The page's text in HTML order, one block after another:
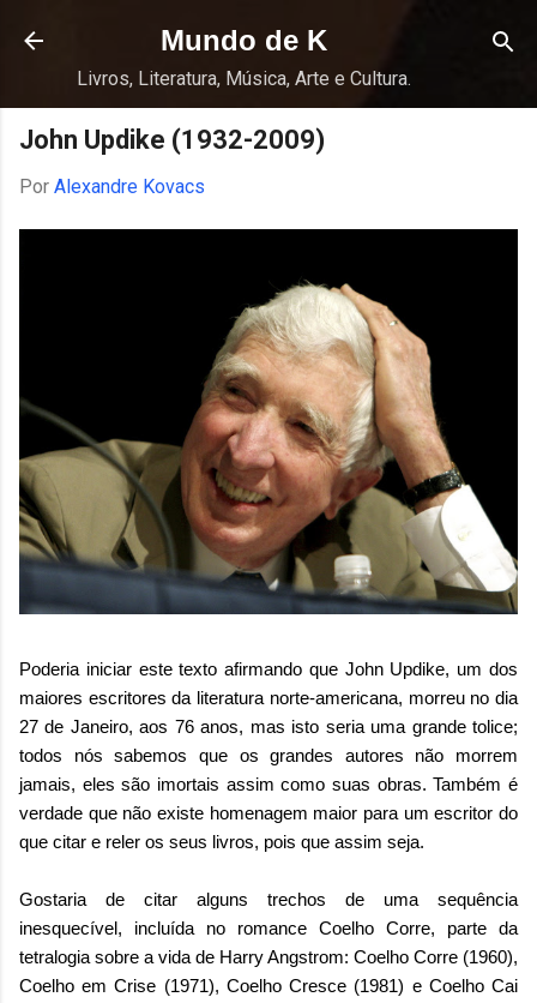
Pular para o conteúdo principal
Mundo de K
Livros, Literatura, Música, Arte e Cultura.
John Updike (1932-2009)
Por Alexandre Kovacs
Poderia iniciar este texto afirmando que John Updike, um dos
maiores escritores da literatura norte-americana, morreu no dia
27 de Janeiro, aos 76 anos, mas isto seria uma grande tolice;
todos nós sabemos que os grandes autores não morrem
jamais, eles são imortais assim como suas obras. Também é
verdade que não existe homenagem maior para um escritor do
que citar e reler os seus livros, pois que assim seja.
Gostaria de citar alguns trechos de uma sequência
inesquecível, incluída no romance Coelho Corre, parte da
tetralogia sobre a vida de Harry Angstrom: Coelho Corre (1960),
Coelho em Crise (1971), Coelho Cresce (1981) e Coelho Cai